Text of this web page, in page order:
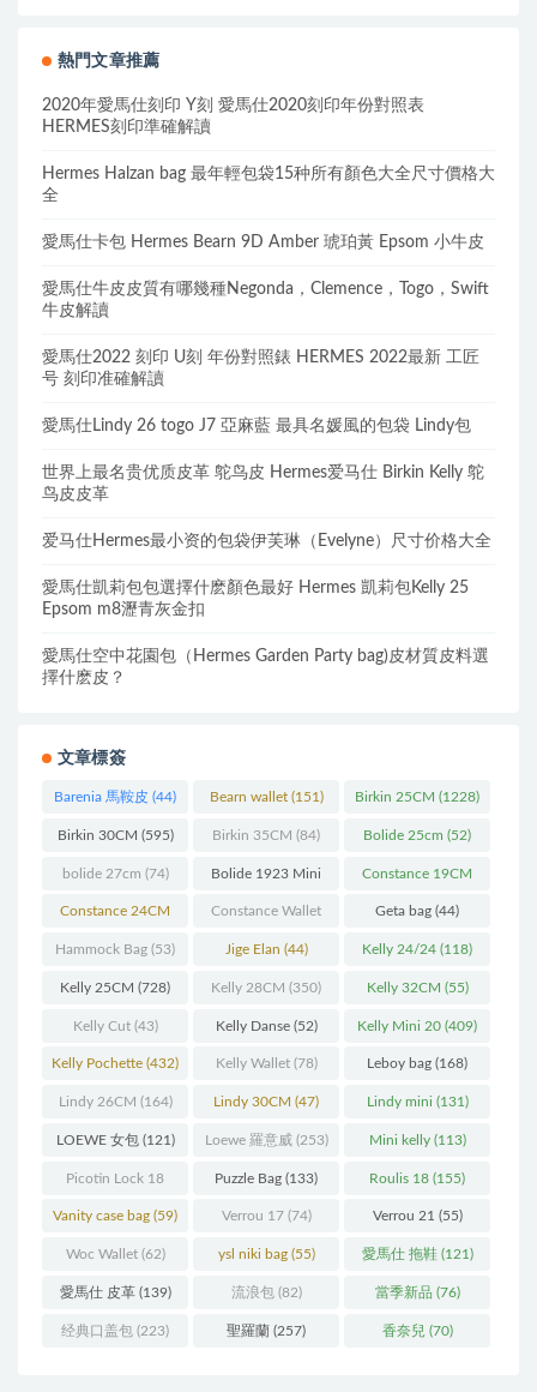
熱門文章推薦
2020年愛馬仕刻印 Y刻 愛馬仕2020刻印年份對照表
HERMES刻印準確解讀
Hermes Halzan bag 最年輕包袋15种所有顏色大全尺寸價格大
全
愛馬仕卡包 Hermes Bearn 9D Amber 琥珀黃 Epsom 小牛皮
愛馬仕牛皮皮質有哪幾種Negonda，Clemence，Togo，Swift
牛皮解讀
愛馬仕2022 刻印 U刻 年份對照錶 HERMES 2022最新 工匠
号 刻印准確解讀
愛馬仕Lindy 26 togo J7 亞麻藍 最具名媛風的包袋 Lindy包
世界上最名贵优质皮革 鸵鸟皮 Hermes爱马仕 Birkin Kelly 鸵
鸟皮皮革
爱马仕Hermes最小资的包袋伊芙琳（Evelyne）尺寸价格大全
愛馬仕凱莉包包選擇什麽顏色最好 Hermes 凱莉包Kelly 25
Epsom m8瀝青灰金扣
愛馬仕空中花園包（Hermes Garden Party bag)皮材質皮料選
擇什麽皮？
文章標簽
Barenia 馬鞍皮 (44) Bearn wallet(151) Birkin 25CM (1228)
Birkin 30CM (595) Birkin 35CM (84) Bolide 25cm (52)
bolide 27cm (74) Bolide 1923 Mini
(93)
Constance 19CM
(571)
Constance 24CM
(216)
Constance Wallet
(60)
Geta bag (44)
Hammock Bag (53) Jige Elan (44) Kelly 24/24 (118)
Kelly 25CM (728) Kelly 28CM (350) Kelly 32CM (55)
Kelly Cut(43) Kelly Danse(52) Kelly Mini 20 (409)
Kelly Pochette (432) Kelly Wallet(78) Leboy bag (168)
Lindy 26CM (164) Lindy 30CM (47) Lindy mini (131)
LOEWE 女包(121) Loewe 羅意威(253) Mini kelly(113)
Picotin Lock 18
(202)
Puzzle Bag (133) Roulis 18 (155)
Vanity case bag (59) Verrou 17(74) Verrou 21 (55)
Woc Wallet(62) ysl niki bag(55) 愛馬仕 拖鞋(121)
愛馬仕 皮革(139) 流浪包(82) 當季新品 (76)
经典口盖包 (223) 聖羅蘭 (257) 香奈兒 (70)